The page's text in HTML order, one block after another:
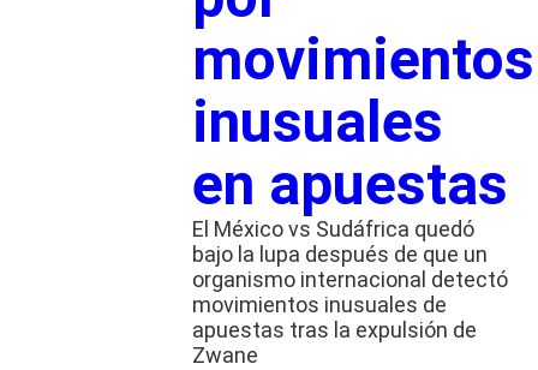
movimientos
inusuales
en apuestas
El México vs Sudáfrica quedó
bajo la lupa después de que un
organismo internacional detectó
movimientos inusuales de
apuestas tras la expulsión de
Zwane